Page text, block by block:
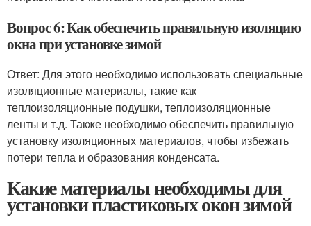
Вопрос 6: Как обеспечить правильную изоляцию
окна при установке зимой
Ответ: Для этого необходимо использовать специальные
изоляционные материалы, такие как
теплоизоляционные подушки, теплоизоляционные
ленты и т.д. Также необходимо обеспечить правильную
установку изоляционных материалов, чтобы избежать
потери тепла и образования конденсата.
Какие материалы необходимы для
установки пластиковых окон зимой